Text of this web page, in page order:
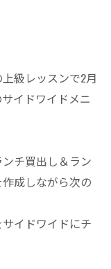
級レッスンで2月
イドワイドメニ
チ買出し＆ラン
成しながら次の
イドワイドにチ